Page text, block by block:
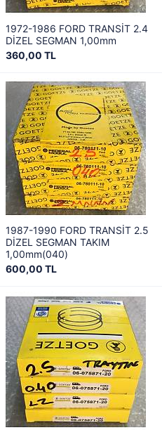
1972-1986 FORD TRANSİT 2.4
DİZEL SEGMAN 1,00mm
360,00 TL
1987-1990 FORD TRANSİT 2.5
DİZEL SEGMAN TAKIM
1,00mm(040)
600,00 TL